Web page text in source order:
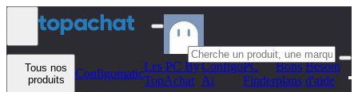
Aller au contenu
Tous nos
produits
Configomatic
Les PC By
TopAchat
Configo
Ai
PC
Finder
Bons
plans
Besoin
d'aide